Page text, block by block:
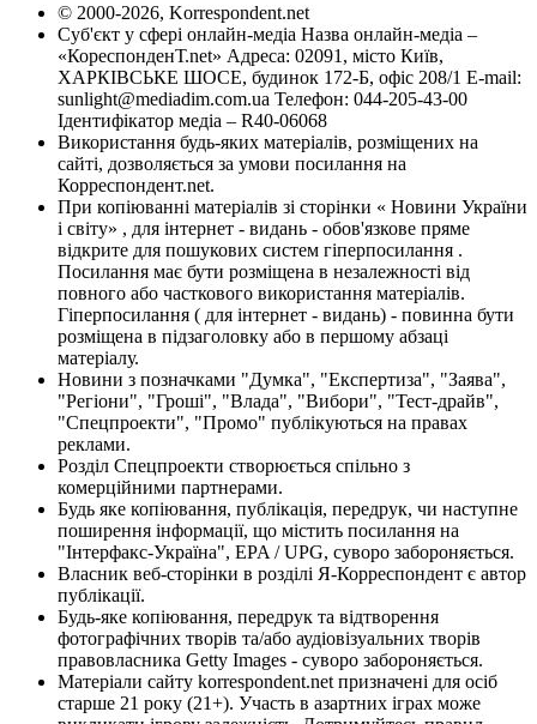
© 2000-2026, Korrespondent.net
Суб'єкт у сфері онлайн-медіа Назва онлайн-медіа –
«КореспонденТ.net» Адреса: 02091, місто Київ,
ХАРКІВСЬКЕ ШОСЕ, будинок 172-Б, офіс 208/1 E-mail:
sunlight@mediadim.com.ua Телефон: 044-205-43-00
Ідентифікатор медіа – R40-06068
Використання будь-яких матеріалів, розміщених на
сайті, дозволяється за умови посилання на
Корреспондент.net.
При копіюванні матеріалів зі сторінки « Новини України
і світу» , для інтернет - видань - обов'язкове пряме
відкрите для пошукових систем гіперпосилання .
Посилання має бути розміщена в незалежності від
повного або часткового використання матеріалів.
Гіперпосилання ( для інтернет - видань) - повинна бути
розміщена в підзаголовку або в першому абзаці
матеріалу.
Новини з позначками "Думка", "Експертиза", "Заява",
"Регіони", "Гроші", "Влада", "Вибори", "Тест-драйв",
"Спецпроекти", "Промо" публікуються на правах
реклами.
Розділ Спецпроекти створюється спільно з
комерційними партнерами.
Будь яке копіювання, публікація, передрук, чи наступне
поширення інформації, що містить посилання на
"Інтерфакс-Україна", EPA / UPG, суворо забороняється.
Власник веб-сторінки в розділі Я-Корреспондент є автор
публікації.
Будь-яке копіювання, передрук та відтворення
фотографічних творів та/або аудіовізуальних творів
правовласника Getty Images - суворо забороняється.
Матеріали сайту korrespondent.net призначені для осіб
старше 21 року (21+). Участь в азартних іграх може